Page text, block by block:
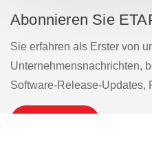
Abonnieren Sie
Sie erfahren als Erster von
Unternehmensnachrichten,
Software-Release-Updates,